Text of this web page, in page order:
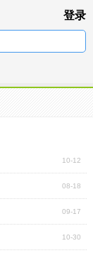
登录
10-12
08-18
09-17
10-30